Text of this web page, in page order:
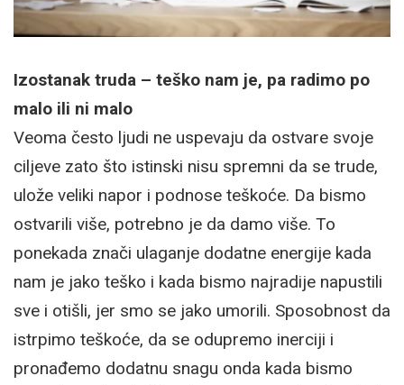
Izostanak truda – teško nam je, pa radimo po
malo ili ni malo
Veoma često ljudi ne uspevaju da ostvare svoje
ciljeve zato što istinski nisu spremni da se trude,
ulože veliki napor i podnose teškoće. Da bismo
ostvarili više, potrebno je da damo više. To
ponekada znači ulaganje dodatne energije kada
nam je jako teško i kada bismo najradije napustili
sve i otišli, jer smo se jako umorili. Sposobnost da
istrpimo teškoće, da se odupremo inerciji i
pronađemo dodatnu snagu onda kada bismo